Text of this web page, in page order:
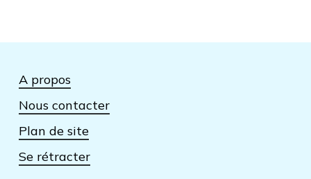
A propos
Nous contacter
Plan de site
Se rétracter